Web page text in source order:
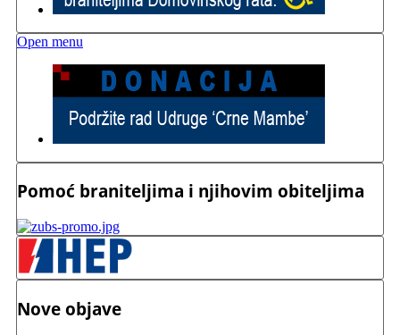
Open menu
Pomoć braniteljima i njihovim obiteljima
Nove objave